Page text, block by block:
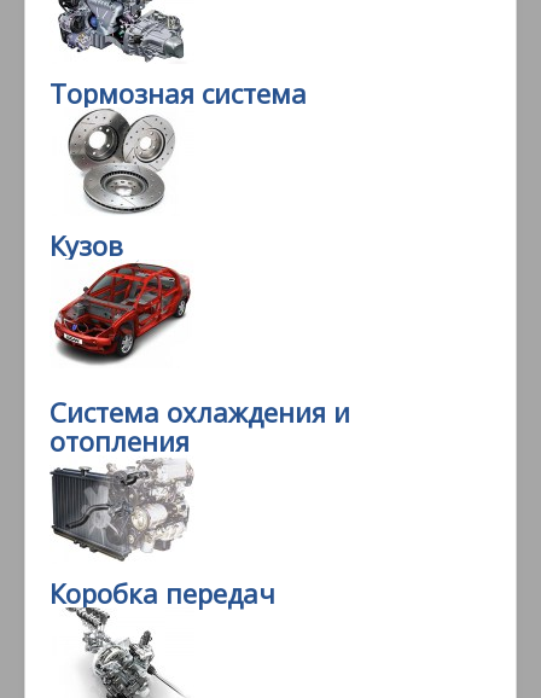
Тормозная система
Кузов
Система охлаждения и
отопления
Коробка передач